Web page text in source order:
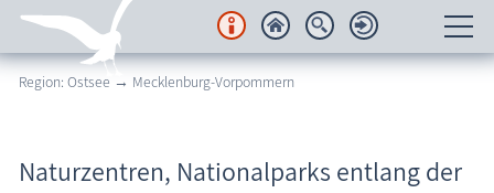
Unterkünfte
Region: Ostsee → Mecklenburg-Vorpommern
Naturzentren, Nationalparks entlang der